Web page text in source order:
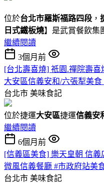
位於台北市羅斯福路四段 ，
日式鐵板燒】是武賞餐飲集
繼續閱讀
3個月前
[台北壽喜燒] 祇園.禪院壽喜
大安區信義安和/六張犁美食
台北市 美味食記
位於捷運大安區捷運信義安
繼續閱讀
6個月前
[信義區美食] 樂天皇朝 信
微風信義餐廳 #市政府站美
台北市 美味食記